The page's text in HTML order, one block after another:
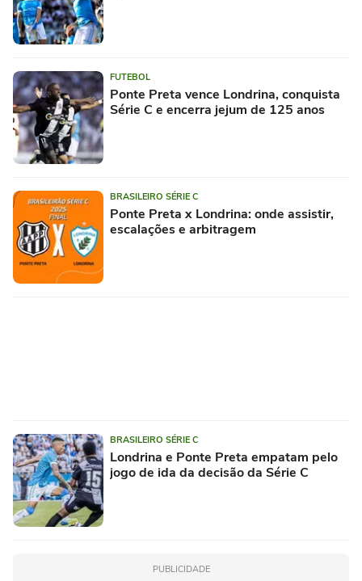
FUTEBOL
Ponte Preta vence Londrina, conquista
Série C e encerra jejum de 125 anos
BRASILEIRO SÉRIE C
Ponte Preta x Londrina: onde assistir,
escalações e arbitragem
BRASILEIRO SÉRIE C
Londrina e Ponte Preta empatam pelo
jogo de ida da decisão da Série C
PUBLICIDADE